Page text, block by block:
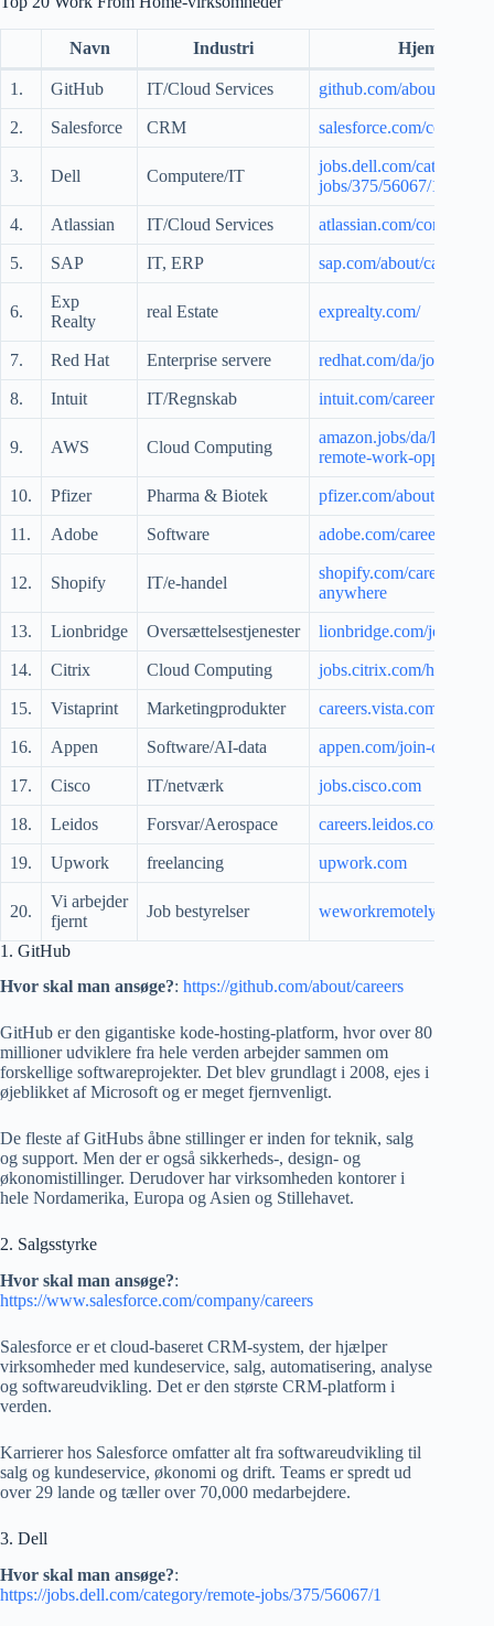
Navn Industri Hjemmeside
1. GitHub IT/Cloud Services github.com/about/careers
2. Salesforce CRM salesforce.com/
3. Dell Computere/IT
jobs.dell.com/category/
jobs/375/56067/1
4. Atlassian IT/Cloud Services atlassian.com/company/
5. SAP IT, ERP sap.com/about/
6.
Exp
Realty
real Estate exprealty.com/
7. Red Hat Enterprise servere redhat.com/da/jobs
8. Intuit IT/Regnskab intuit.com/careers
9. AWS Cloud Computing
amazon.jobs/da/
remote-work-
10. Pfizer Pharma & Biotek pfizer.com/about/careers
11. Adobe Software adobe.com/careers.html
12. Shopify IT/e-handel
shopify.com/careers/
anywhere
13. Lionbridge Oversættelsestjenester lionbridge.com/join-our-
14. Citrix Cloud Computing jobs.citrix.com/
15. Vistaprint Marketingprodukter careers.vista.com/
16. Appen Software/AI-data appen.com/join-our-
17. Cisco IT/netværk jobs.cisco.com
18. Leidos Forsvar/Aerospace careers.leidos.com
19. Upwork freelancing upwork.com
20.
Vi arbejder
fjernt
Job bestyrelser weworkremotely.com
1. GitHub
Hvor skal man ansøge?: https://github.com/about/careers
GitHub er den gigantiske kode-hosting-platform, hvor over 80
millioner udviklere fra hele verden arbejder sammen om
forskellige softwareprojekter. Det blev grundlagt i 2008, ejes i
øjeblikket af Microsoft og er meget fjernvenligt.
De fleste af GitHubs åbne stillinger er inden for teknik, salg
og support. Men der er også sikkerheds-, design- og
økonomistillinger. Derudover har virksomheden kontorer i
hele Nordamerika, Europa og Asien og Stillehavet.
2. Salgsstyrke
Hvor skal man ansøge?:
https://www.salesforce.com/company/careers
Salesforce er et cloud-baseret CRM-system, der hjælper
virksomheder med kundeservice, salg, automatisering, analyse
og softwareudvikling. Det er den største CRM-platform i
verden.
Karrierer hos Salesforce omfatter alt fra softwareudvikling til
salg og kundeservice, økonomi og drift. Teams er spredt ud
over 29 lande og tæller over 70,000 medarbejdere.
3. Dell
Hvor skal man ansøge?:
https://jobs.dell.com/category/remote-jobs/375/56067/1